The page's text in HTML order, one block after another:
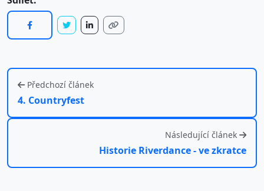
Předchozí článek
4. Countryfest
Následující článek
Historie Riverdance - ve zkratce